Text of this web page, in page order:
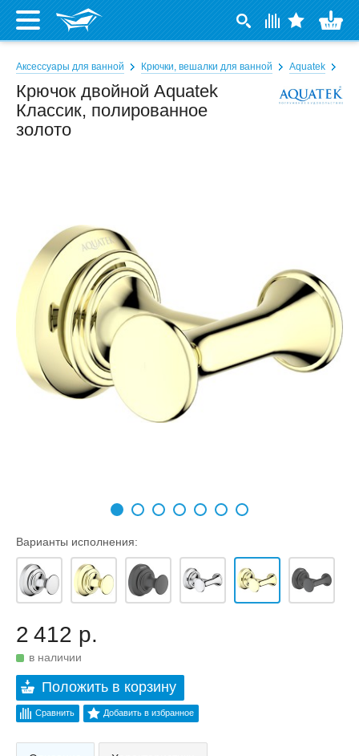
Аксессуары для ванной Крючки, вешалки для ванной Aquatek
Крючок двойной Aquatek
Классик, полированное
золото
Варианты исполнения:
2 412 р.
в наличии
Положить в корзину
Сравнить Добавить в избранное